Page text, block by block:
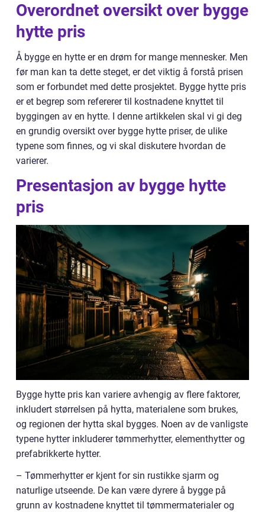
Overordnet oversikt over bygge
hytte pris
Å bygge en hytte er en drøm for mange mennesker. Men
før man kan ta dette steget, er det viktig å forstå prisen
som er forbundet med dette prosjektet. Bygge hytte pris
er et begrep som refererer til kostnadene knyttet til
byggingen av en hytte. I denne artikkelen skal vi gi deg
en grundig oversikt over bygge hytte priser, de ulike
typene som finnes, og vi skal diskutere hvordan de
varierer.
Presentasjon av bygge hytte
pris
Bygge hytte pris kan variere avhengig av flere faktorer,
inkludert størrelsen på hytta, materialene som brukes,
og regionen der hytta skal bygges. Noen av de vanligste
typene hytter inkluderer tømmerhytter, elementhytter og
prefabrikkerte hytter.
– Tømmerhytter er kjent for sin rustikke sjarm og
naturlige utseende. De kan være dyrere å bygge på
grunn av kostnadene knyttet til tømmermaterialer og